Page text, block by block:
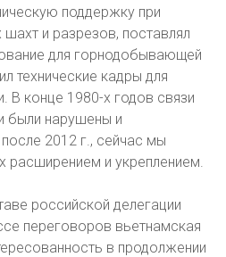
поддержку при
шахт и разрезов, поставлял
для горнодобывающей
технические кадры для
В конце 1980-х годов связи
были нарушены и
2012 г., сейчас мы
расширением и укреплением.
российской делегации
переговоров вьетнамская
в продолжении